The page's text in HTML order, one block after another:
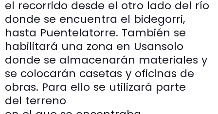
el recorrido desde el otro lado del río
donde se encuentra el bidegorri,
hasta Puentelatorre. También se
habilitará una zona en Usansolo
donde se almacenarán materiales y
se colocarán casetas y oficinas de
obras. Para ello se utilizará parte
del terreno